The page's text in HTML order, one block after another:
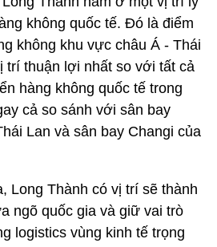
không quốc tế. Đó là điểm
không khu vực châu Á - Thái
trí thuận lợi nhất so với tất cả
hàng không quốc tế trong
cả so sánh với sân bay
Lan và sân bay Changi của
Long Thành có vị trí sẽ thành
ngõ quốc gia và giữ vai trò
logistics vùng kinh tế trọng